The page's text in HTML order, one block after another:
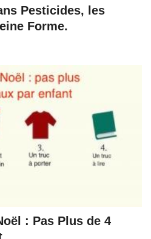
Pesticides, les
Forme.
: Pas Plus de 4